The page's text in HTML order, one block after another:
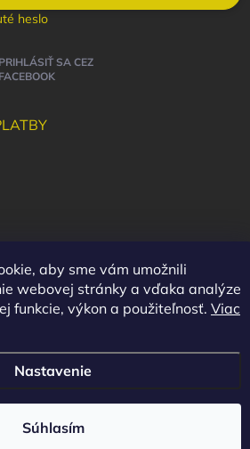
aby sme vám umožnili
webovej stránky a vďaka analýze
funkcie, výkon a použiteľnosť. Viac
Nastavenie
Súhlasím
heslo
PRIHLÁSIŤ SA CEZ
FACEBOOK
Vytvoril Shoptet
Maluha. Všetky práva vyhradené.